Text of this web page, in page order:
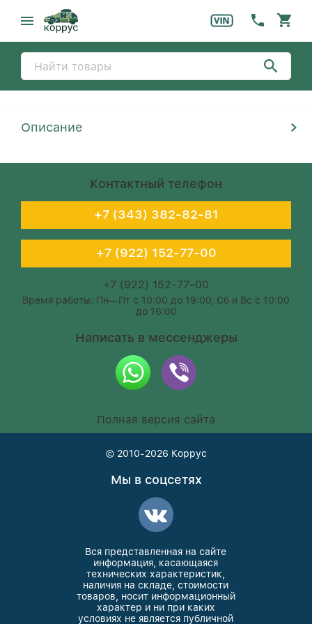
Описание
Контактный телефон
+7 (343) 382-82-81
+7 (922) 152-77-00
+7 (922) 152-77-00
Время работы: Пн—Пт с 10:00 до 19:00, Сб и Вс с 10:00
до 16:00
Написать в мессенджеры
Полная версия сайта
© 2010-2026 Коррус
Мы в соцсетях
Вся представленная на сайте
информация, касающаяся
технических характеристик,
наличия на складе, стоимости
товаров, носит информационный
характер и ни при каких
условиях не является публичной